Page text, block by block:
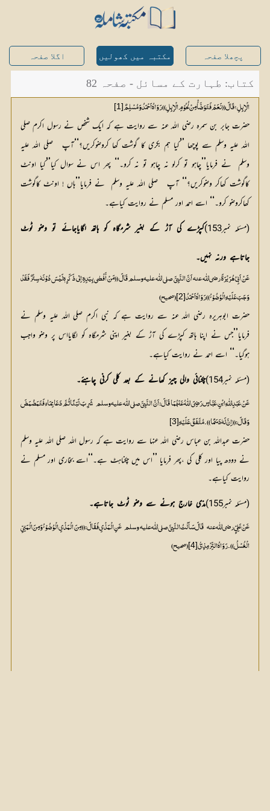
پچھلا صفحہ مکتبہ میں کھولیں اگلا صفحہ
کتاب: طہارت کے مسائل - صفحہ 82
الْاِبِلِ ؟ قَالَ ((نَعَمْ فَتَوَضَّأْ مِنْ لُحُوْمِ الْاِبِلِ )) رَوَاہُ اَحْمَدُ وَ مُسْلِمٌ[1]
حضرت جابر بن سمرہ رضی اللہ عنہ سے روایت ہے کہ ایک شخص نے رسول اکرم صلی
اللہ علیہ وسلم سے پوچھا ’’کیا ہم بکری کا گوشت کھا کروضوکریں؟ ‘‘
وسلم  نے فرمایا ’’چاہو تو کرلو نہ چاہو تو نہ کرو۔ پھر اس نے سوال کیا ’’
کاگوشت کھاکر وضوکریں؟
آپ   صلی اللہ علیہ وسلم  نے فرمایا
کھاکروضو کرو۔
اسے احمد اور مسلم نے روایت کیاہے۔
(مسئلہ نمبر153)
کپڑے کی آڑ کے بغیر شرمگاہ کو ہاتھ لگایاجائے تو وضو ٹوٹ
جاتاہے ورنہ نہیں۔
عَنْ اَبِیْ ہُرَیْرَۃَ رضی اللّٰه عنہ اَنَّ النَّبِیَّ صلی اللّٰه علیہ وسلم قَالَ ((مَنْ أَفْضٰی بِیَدِہِ اِلٰی ذَکَرِہٖ لَیْسَ دُوْنَہٗ سِتْرٌ فَقَدْ
وَجَبَ عَلَیْہِ الْوُضُوْئُ)) رَوَاہُ اَحْمَدُ[2] (صحیح)
حضرت ابوہریرہ رضی اللہ عنہ سے روایت ہے کہ نبی اکرم صلی اللہ علیہ وسلم نے
فرمایا
ہوگیا۔
اسے احمد نے روایت کیاہے۔
(مسئلہ نمبر154)
چکنائی والی چیز کھانے کے بعد کلی کرنی چاہئے۔
عَنْ عَبْدِاللّٰہِ ابْنِ عَبَّاسٍ رَضِیَ اللّٰہُ عَنْہُمَا قَالَ :اَنَّ النَّبِیَّ صلی اللّٰه علیہ وسلم
وَقَالَ :(( اِنَّ لَہٗ دَسَمًا )) ۔مُتَّفَقٌ عَلَیْہِ[3]
حضرت عبداللہ بن عباس رضی اللہ عنہا سے روایت ہے کہ رسول اللہ صلی اللہ علیہ وسلم
نے دودھ پیا اور کلی کی ،پھر فرمایا
اس میں چکناہٹ ہے۔
روایت کیاہے۔
(مسئلہ نمبر155)
مذی خارج ہونے سے وضو ٹوٹ جاتاہے۔
عَنْ عَلِیٍّ رضی اللّٰه عنہ قَالَ سَاَلْتُ النَّبِیَّ  صلی اللّٰه علیہ وسلم
الْغُسْلُ )) ۔رَوَاہُ التِّرْمِذِیُّ[4] (صحیح)